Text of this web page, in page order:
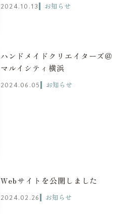
2024.10.13 お知らせ
ハンドメイドクリエイターズ＠
マルイシティ横浜
2024.06.05 お知らせ
Webサイトを公開しました
2024.02.26 お知らせ